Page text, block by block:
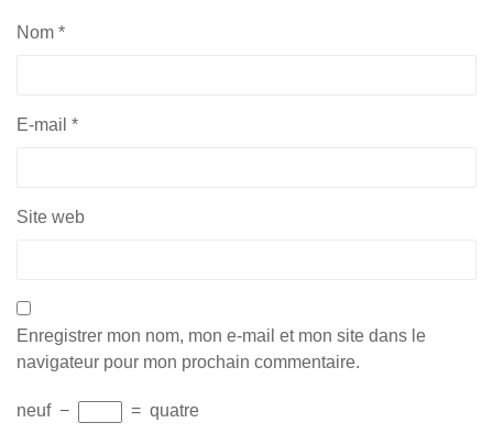
Nom *
E-mail *
Site web
Enregistrer mon nom, mon e-mail et mon site dans le
navigateur pour mon prochain commentaire.
neuf − = quatre